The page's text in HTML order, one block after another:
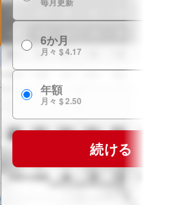
6か月
月々 $ 4.17
年額
月々 $ 2.50
続ける